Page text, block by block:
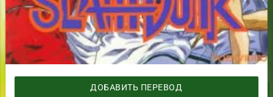
ДОБАВИТЬ ПЕРЕВОД